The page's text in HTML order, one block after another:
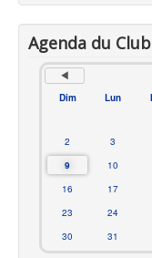
Agenda du Club
Dim Lun
2
3
9
10
16
17
23
24
30
31